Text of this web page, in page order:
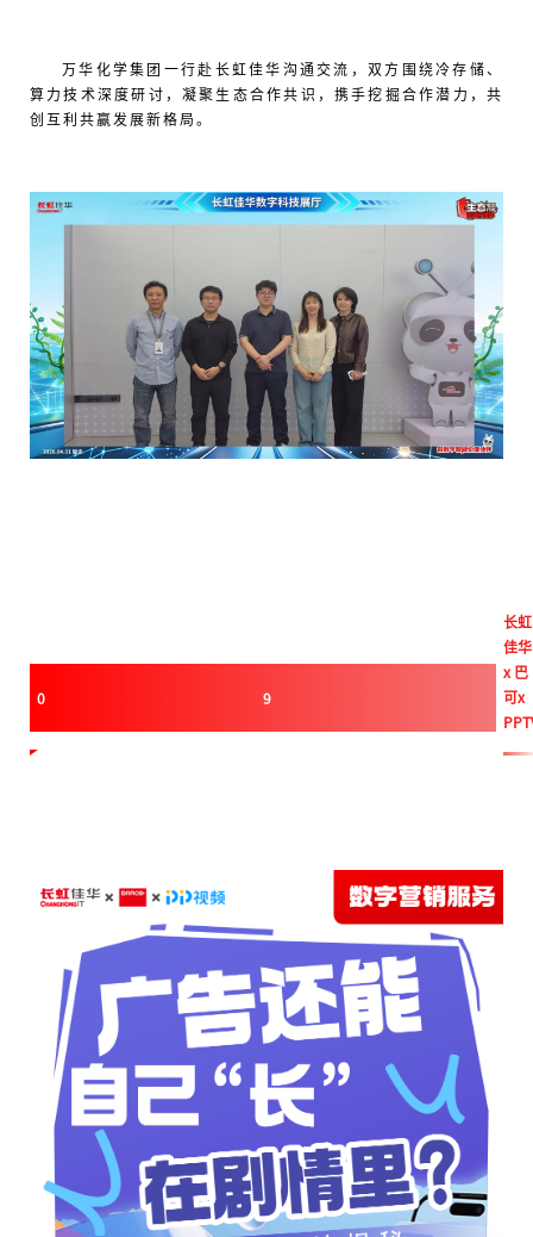
万华化学集团一行赴长虹佳华沟通交流，双方围绕冷存储、
算力技术深度研讨，凝聚生态合作共识，携手挖掘合作潜力，共
创互利共赢发展新格局。
0 9
长虹
佳华
x 巴
可x